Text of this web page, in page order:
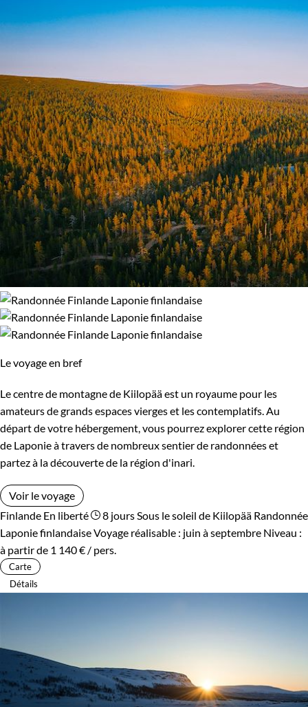
Le voyage en bref
Le centre de montagne de Kiilopää est un royaume pour les
amateurs de grands espaces vierges et les contemplatifs. Au
départ de votre hébergement, vous pourrez explorer cette région
de Laponie à travers de nombreux sentier de randonnées et
partez à la découverte de la région d'inari.
Voir le voyage
Finlande En liberté 8 joursSous le soleil de Kiilopää Randonnée
Laponie finlandaiseVoyage réalisable : juin à septembre Niveau :
à partir de 1 140 € / pers.
Carte
Détails